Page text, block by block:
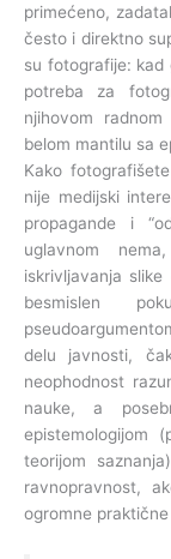
primećeno,
često i direktno
su fotografije: kad
potreba za
njihovom
belom mantilu sa
Kako
nije medijski
propagande i
uglavnom
iskrivljavanja
besmislen
delu javnosti,
neophodnost
nauke, a
epistemologijom
teorijom
ravnopravnost,
ogromne